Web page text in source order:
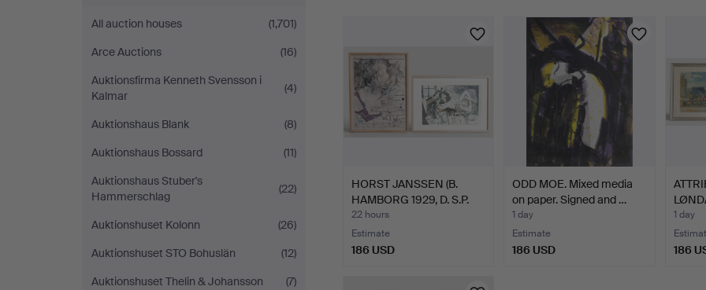
All auction houses
(1,701)
Arce Auctions
(16)
Auktionsfirma Kenneth Svensson i
Kalmar
(4)
Auktionshaus Blank
(8)
Auktionshaus Bossard
(11)
Auktionshaus Stuber's
Hammerschlag
(22)
Auktionshuset Kolonn
(26)
Auktionshuset STO Bohuslän
(12)
Auktionshuset Thelin & Johansson
(7)
HORST JANSSEN (B.
HAMBORG 1929, D. S.P.
19…
22 hours
Estimate
186 USD
ODD MOE. Mixed media
on paper. Signed and …
1 day
Estimate
186 USD
an…
1 day
186